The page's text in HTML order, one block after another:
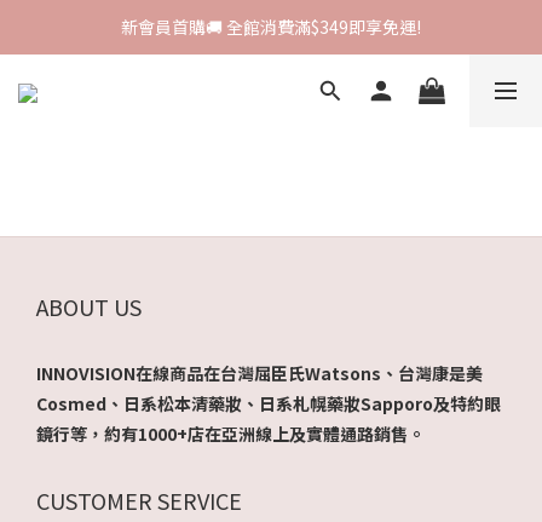
新會員首購🚚 全館消費滿$349即享免運!
新會員首購🚚 全館消費滿$349即享免運!
I-SHA新品牌進駐🎀韓國原裝進口🇰🇷
ABOUT US
INNOVISION在線商品在台灣屈臣氏Watsons、台灣康是美
Cosmed、日系松本清藥妝、日系札幌藥妝Sapporo及特約眼
鏡行等，約有1000+店在亞洲線上及實體通路銷售。
CUSTOMER SERVICE